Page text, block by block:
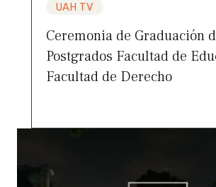
UAH TV
Ceremonia de Graduación
Postgrados Facultad de
Facultad de Derecho